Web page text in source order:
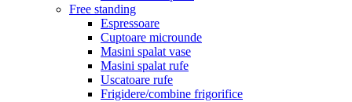
Free standing
Espressoare
Cuptoare microunde
Masini spalat vase
Masini spalat rufe
Uscatoare rufe
Frigidere/combine frigorifice